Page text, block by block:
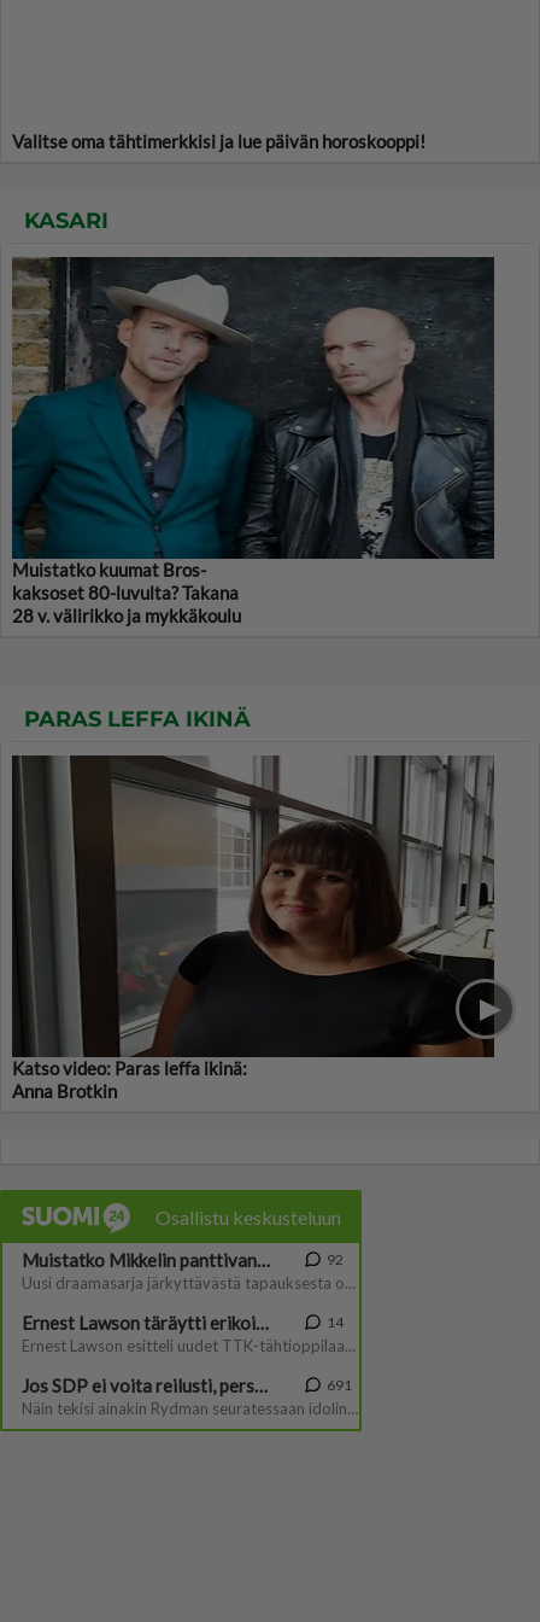
Valitse oma tähtimerkkisi ja lue päivän horoskooppi!
KASARI
Muistatko kuumat Bros-
kaksoset 80-luvulta? Takana
28 v. välirikko ja mykkäkoulu
PARAS LEFFA IKINÄ
Katso video: Paras leffa ikinä:
Anna Brotkin